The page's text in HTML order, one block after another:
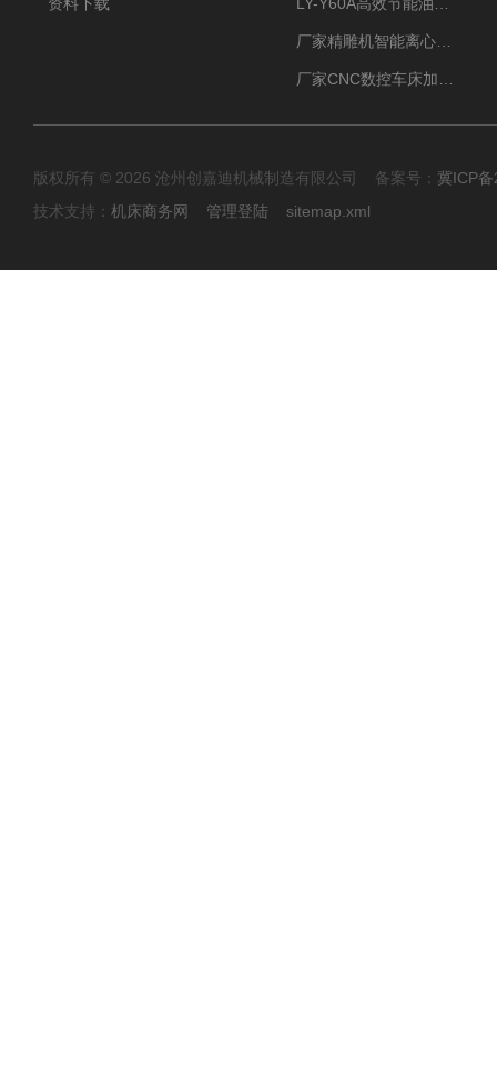
版权所有 © 2026 沧州创嘉迪机械制造有限公司 备案号： 冀ICP
技术支持： 机床商务网 管理登陆 sitemap.xml